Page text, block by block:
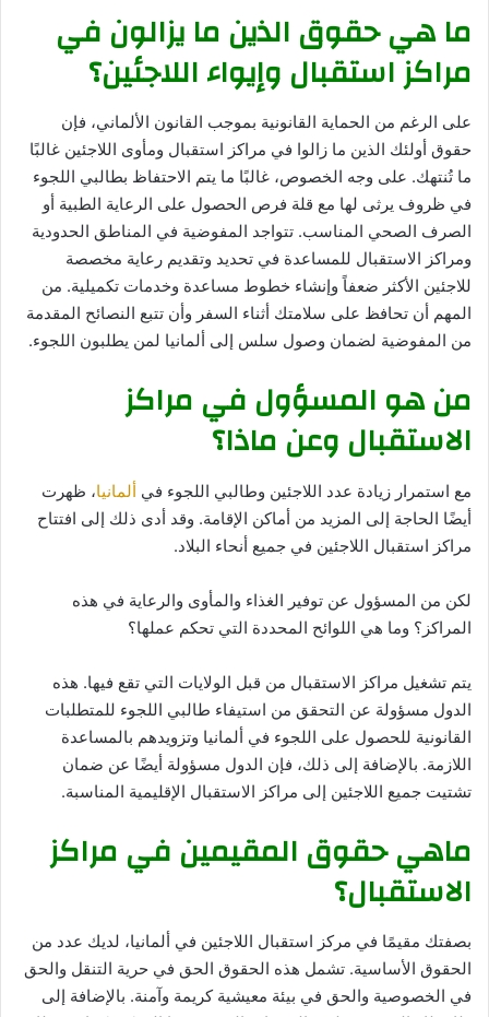
ما هي حقوق الذين ما يزالون في
مراكز استقبال وإيواء اللاجئين؟
على الرغم من الحماية القانونية بموجب القانون الألماني، فإن
حقوق أولئك الذين ما زالوا في مراكز استقبال ومأوى اللاجئين غالبًا
ما تُنتهك. على وجه الخصوص، غالبًا ما يتم الاحتفاظ بطالبي اللجوء
في ظروف يرثى لها مع قلة فرص الحصول على الرعاية الطبية أو
الصرف الصحي المناسب. تتواجد المفوضية في المناطق الحدودية
ومراكز الاستقبال للمساعدة في تحديد وتقديم رعاية مخصصة
للاجئين الأكثر ضعفاً وإنشاء خطوط مساعدة وخدمات تكميلية. من
المهم أن تحافظ على سلامتك أثناء السفر وأن تتبع النصائح المقدمة
من المفوضية لضمان وصول سلس إلى ألمانيا لمن يطلبون اللجوء.
من هو المسؤول في مراكز
الاستقبال وعن ماذا؟
مع استمرار زيادة عدد اللاجئين وطالبي اللجوء في ألمانيا، ظهرت
أيضًا الحاجة إلى المزيد من أماكن الإقامة. وقد أدى ذلك إلى افتتاح
مراكز استقبال اللاجئين في جميع أنحاء البلاد.
لكن من المسؤول عن توفير الغذاء والمأوى والرعاية في هذه
المراكز؟ وما هي اللوائح المحددة التي تحكم عملها؟
يتم تشغيل مراكز الاستقبال من قبل الولايات التي تقع فيها. هذه
الدول مسؤولة عن التحقق من استيفاء طالبي اللجوء للمتطلبات
القانونية للحصول على اللجوء في ألمانيا وتزويدهم بالمساعدة
اللازمة. بالإضافة إلى ذلك، فإن الدول مسؤولة أيضًا عن ضمان
تشتيت جميع اللاجئين إلى مراكز الاستقبال الإقليمية المناسبة.
ماهي حقوق المقيمين في مراكز
الاستقبال؟
بصفتك مقيمًا في مركز استقبال اللاجئين في ألمانيا، لديك عدد من
الحقوق الأساسية. تشمل هذه الحقوق الحق في حرية التنقل والحق
في الخصوصية والحق في بيئة معيشية كريمة وآمنة. بالإضافة إلى